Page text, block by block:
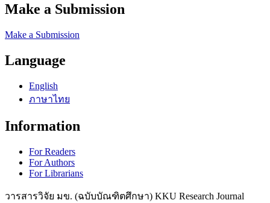
Make a Submission
Make a Submission
Language
English
ภาษาไทย
Information
For Readers
For Authors
For Librarians
วารสารวิจัย มข. (ฉบับบัณฑิตศึกษา) KKU Research Journal